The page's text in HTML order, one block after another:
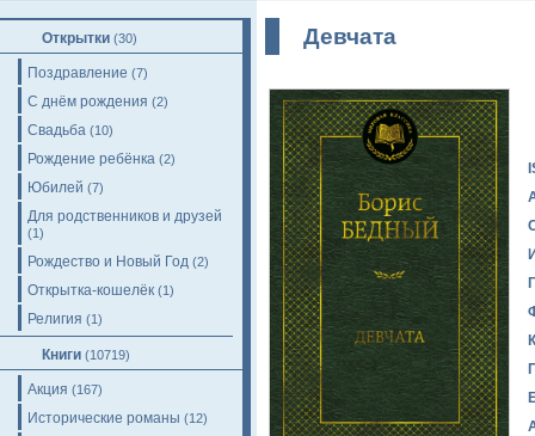
Открытки (30)
Поздравление (7)
С днём рождения (2)
Свадьба (10)
Рождение ребёнка (2)
Юбилей (7)
Для родственников и друзей
(1)
Рождество и Новый Год (2)
Открытка-кошелёк (1)
Религия (1)
Книги (10719)
Акция (167)
Исторические романы (12)
Девчата